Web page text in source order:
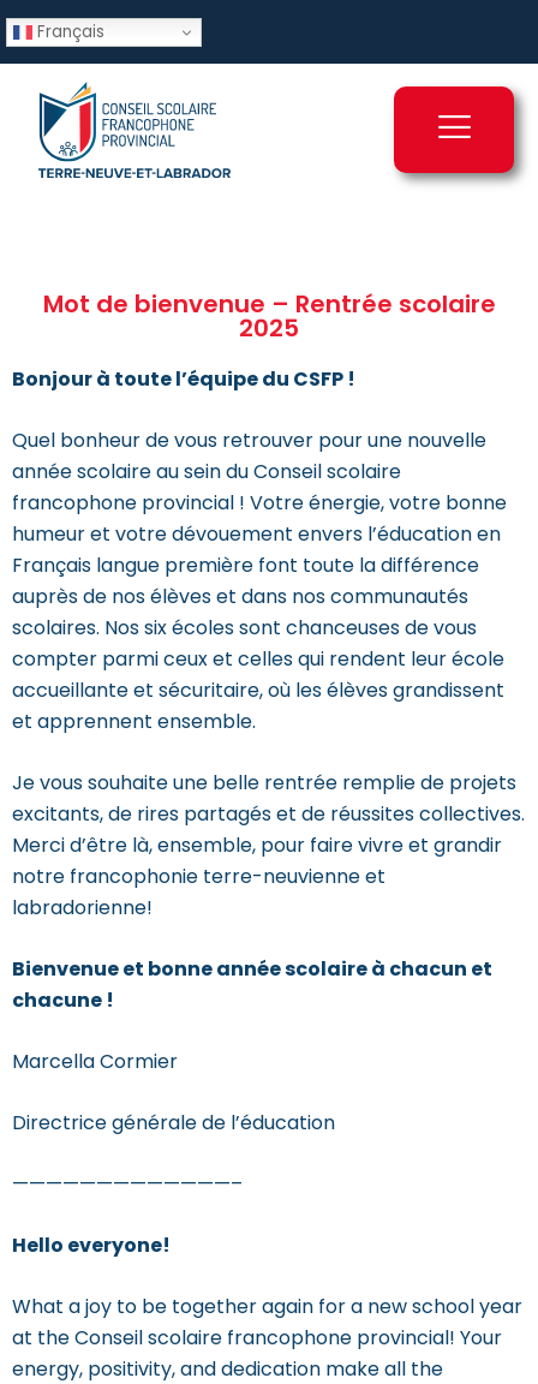
Français
Mot de bienvenue – Rentrée scolaire
2025
Bonjour à toute l’équipe du CSFP !
Quel bonheur de vous retrouver pour une nouvelle
année scolaire au sein du Conseil scolaire
francophone provincial ! Votre énergie, votre bonne
humeur et votre dévouement envers l’éducation en
Français langue première font toute la différence
auprès de nos élèves et dans nos communautés
scolaires. Nos six écoles sont chanceuses de vous
compter parmi ceux et celles qui rendent leur école
accueillante et sécuritaire, où les élèves grandissent
et apprennent ensemble.
Je vous souhaite une belle rentrée remplie de projets
excitants, de rires partagés et de réussites collectives.
Merci d’être là, ensemble, pour faire vivre et grandir
notre francophonie terre-neuvienne et
labradorienne!
Bienvenue et bonne année scolaire à chacun et
chacune !
Marcella Cormier
Directrice générale de l’éducation
—————————————–
Hello everyone!
What a joy to be together again for a new school year
at the Conseil scolaire francophone provincial! Your
energy, positivity, and dedication make all the